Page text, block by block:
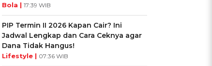
Bola | 17:39 WIB
PIP Termin II 2026 Kapan Cair? Ini
Jadwal Lengkap dan Cara Ceknya agar
Dana Tidak Hangus!
Lifestyle | 07:36 WIB